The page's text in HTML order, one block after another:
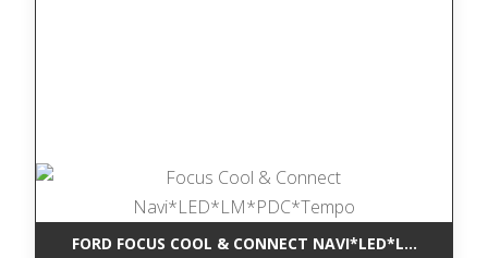
FORD FOCUS COOL & CONNECT